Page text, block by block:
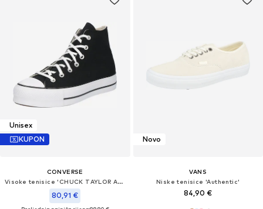
Unisex
KUPON
CONVERSE
Visoke tenisice 'CHUCK TAYLOR ALL STAR LIFT PLATFORM WIDE WIDTH'
80,91 €
Novo
VANS
Niske tenisice 'Authentic'
84,90 €